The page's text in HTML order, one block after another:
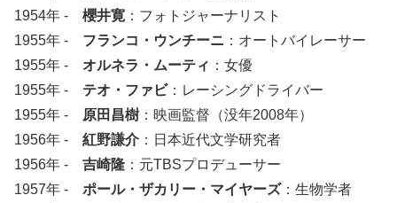
1954年 - 櫻井寛 ：フォトジャーナリスト
1955年 - フランコ・ウンチーニ ：オートバイレーサー
1955年 - オルネラ・ムーティ ：女優
1955年 - テオ・ファビ：レーシングドライバー
1955年 - 原田昌樹 ：映画監督（没年2008年）
1956年 - 紅野謙介 ：日本近代文学研究者
1956年 - 吉崎隆 ：元TBSプロデューサー
1957年 - ポール・ザカリー・マイヤーズ：生物学者